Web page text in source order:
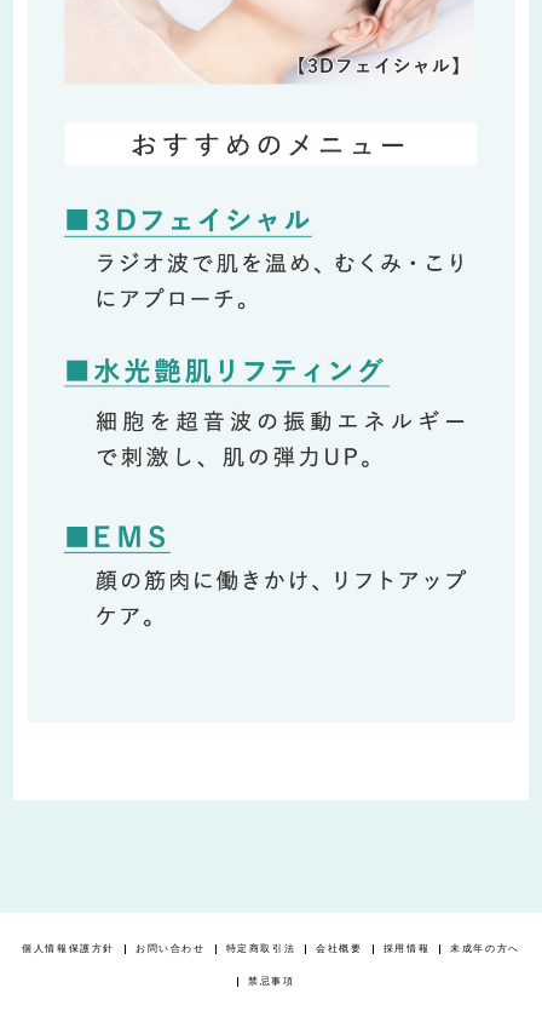
個人情報保護方針 お問い合わせ 特定商取引法 会社概要 採用情報 未成年の方へ
禁忌事項